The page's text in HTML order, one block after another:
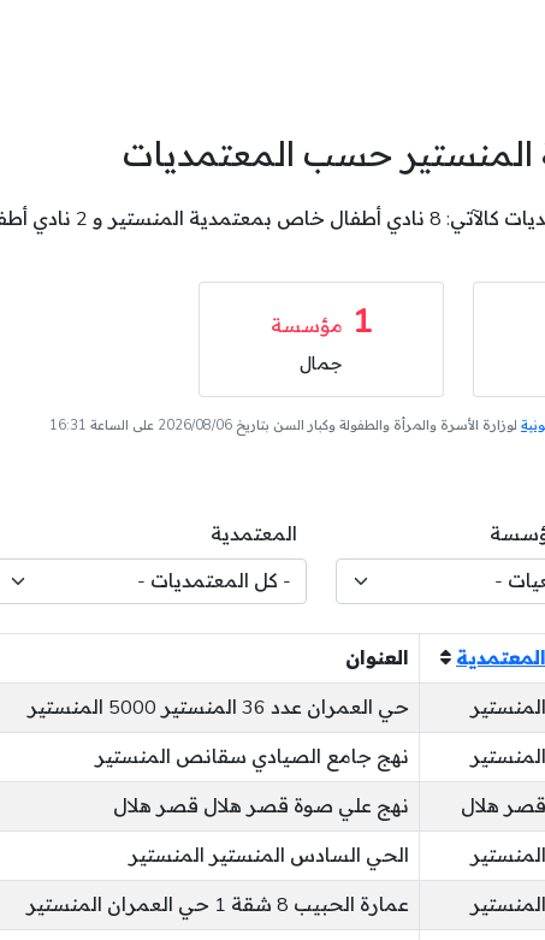
المنستير حسب المعتمديات
1 مؤسسة
جمال
لوزارة الأسرة والمرأة والطفولة وكبار السن بتاريخ 2026/08/06 على الساعة 16:31
المعتمدية
المعتمدية العنوان
المنستير حي العمران عدد 36 المنستير 5000 المنستير
المنستير نهج جامع الصيادي سقانص المنستير
قصر هلال نهج علي صوة قصر هلال قصر هلال
المنستير الحي السادس المنستير المنستير
المنستير عمارة الحبيب 8 شقة 1 حي العمران المنستير